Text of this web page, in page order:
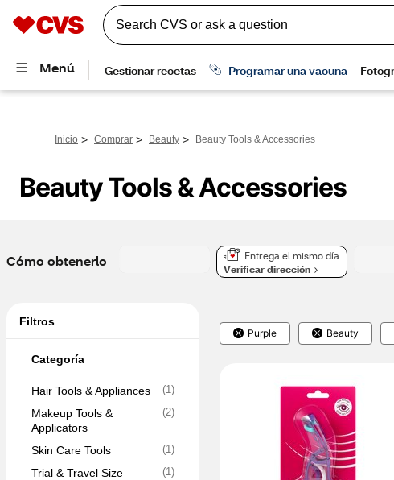
Inicio > Comprar > Beauty > Beauty Tools & Accessories
Beauty Tools & Accessories
Cómo obtenerlo
Entrega el mismo día
Verificar dirección
Filtros
Categoría
Hair Tools & Appliances (1)
Makeup Tools &
Applicators
(2)
Skin Care Tools (1)
Trial & Travel Size
(1)
Purple Beauty